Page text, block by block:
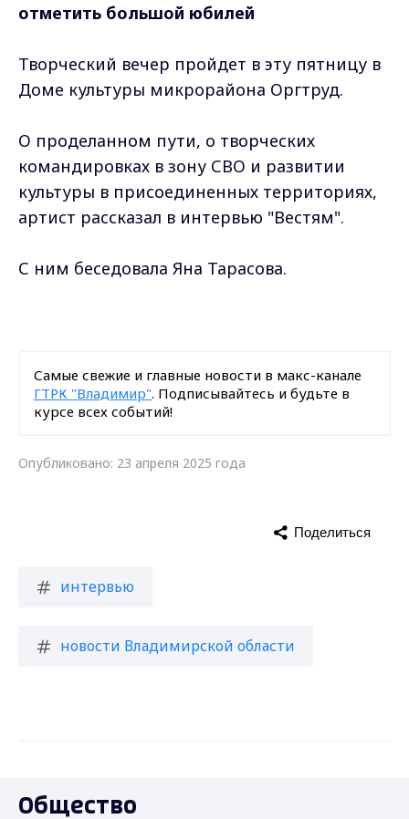
отметить большой юбилей
Творческий вечер пройдет в эту пятницу в
Доме культуры микрорайона Оргтруд.
О проделанном пути, о творческих
командировках в зону СВО и развитии
культуры в присоединенных территориях,
артист рассказал в интервью "Вестям".
С ним беседовала Яна Тарасова.
Самые свежие и главные новости в макс-канале
ГТРК "Владимир". Подписывайтесь и будьте в
курсе всех событий!
Опубликовано: 23 апреля 2025 года
интервью
новости Владимирской области
Поделиться
Общество